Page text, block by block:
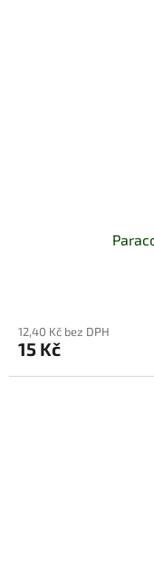
12,40 Kč bez DPH
15 Kč